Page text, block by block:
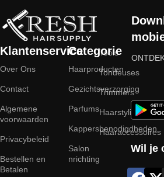
Klantenservice
Over Ons
Contact
Algemene
voorwaarden
Privacybeleid
Bestellen en
Betalen
Categorie
Haarproducten
Gezichtsverzorging
Parfums
Kappersbenodigdheden
Salon
nrichting
Tools
Tondeuses
Trimmers
Haarstyling
Haaraccessoires
Wil je